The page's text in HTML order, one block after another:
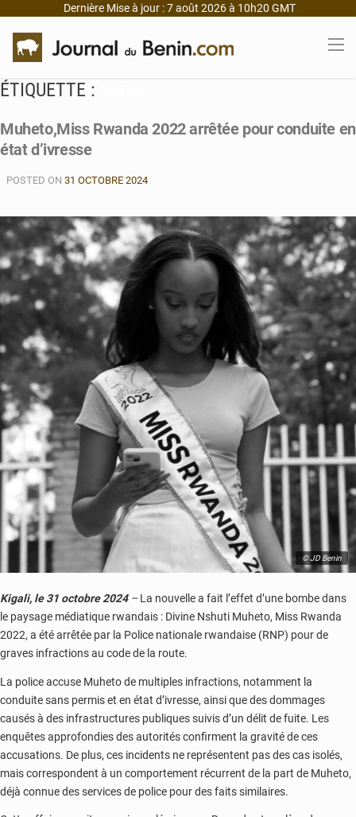
Dernière Mise à jour : 7 août 2026 à 10h20 GMT
ÉTIQUETTE :
Muheto,Miss Rwanda 2022 arrêtée pour conduite en
état d’ivresse
POSTED ON 31 OCTOBRE 2024
© JD Benin
Kigali, le 31 octobre 2024–La nouvelle a fait l’effet d’une bombe dans
le paysage médiatique rwandais : Divine Nshuti Muheto, Miss Rwanda
2022, a été arrêtée par la Police nationale rwandaise (RNP) pour de
graves infractions au code de la route.
La police accuse Muheto de multiples infractions, notamment la
conduite sans permis et en état d’ivresse, ainsi que des dommages
causés à des infrastructures publiques suivis d’un délit de fuite. Les
enquêtes approfondies des autorités confirment la gravité de ces
accusations. De plus, ces incidents ne représentent pas des cas isolés,
mais correspondent à un comportement récurrent de la part de Muheto,
déjà connue des services de police pour des faits similaires.